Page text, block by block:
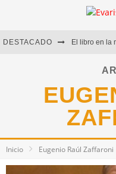
DESTACADO
Marcelo
Diego Meret
Alejandra
Inicio Eugenio Raúl Zaffaroni